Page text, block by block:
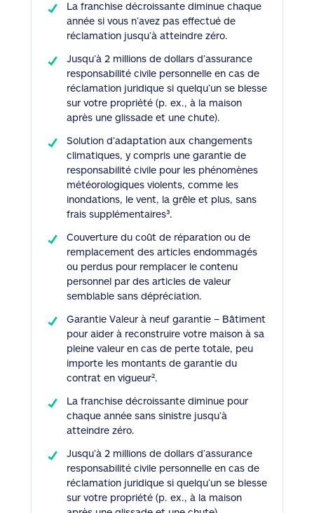
La franchise décroissante diminue chaque
année si vous n’avez pas effectué de
réclamation jusqu’à atteindre zéro.
Jusqu’à 2 millions de dollars d’assurance
responsabilité civile personnelle en cas de
réclamation juridique si quelqu’un se blesse
sur votre propriété (p. ex., à la maison
après une glissade et une chute).
Solution d’adaptation aux changements
climatiques, y compris une garantie de
responsabilité civile pour les phénomènes
météorologiques violents, comme les
inondations, le vent, la grêle et plus, sans
frais supplémentaires³.
Couverture du coût de réparation ou de
remplacement des articles endommagés
ou perdus pour remplacer le contenu
personnel par des articles de valeur
semblable sans dépréciation.
Garantie Valeur à neuf garantie – Bâtiment
pour aider à reconstruire votre maison à sa
pleine valeur en cas de perte totale, peu
importe les montants de garantie du
contrat en vigueur².
La franchise décroissante diminue pour
chaque année sans sinistre jusqu’à
atteindre zéro.
Jusqu’à 2 millions de dollars d’assurance
responsabilité civile personnelle en cas de
réclamation juridique si quelqu’un se blesse
sur votre propriété (p. ex., à la maison